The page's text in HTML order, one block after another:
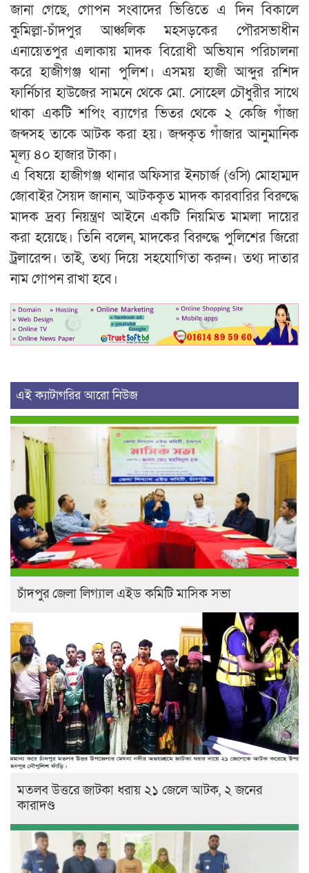
জানা গেছে, গোপন সংবাদের ভিত্তিতে এ দিন বিকালে
কুমিল্লা-চাঁদপুর আঞ্চলিক মহসড়কের পৌরসভাধীন
এনায়েতপুর এলাকায় মাদক বিরোধী অভিযান পরিচালনা
করে হাজীগঞ্জ থানা পুলিশ। এসময় হাজী আব্দুর রশিদ
ফার্নিচার হাউজের সামনে থেকে মো. সোহেল চৌধুরীর সাথে
থাকা একটি শপিং ব্যাগের ভিতর থেকে ২ কেজি গাঁজা
জব্দসহ তাকে আটক করা হয়। জব্দকৃত গাঁজার আনুমানিক
মূল্য ৪০ হাজার টাকা।
এ বিষয়ে হাজীগঞ্জ থানার অফিসার ইনচার্জ (ওসি) মোহাম্মদ
জোবাইর সৈয়দ জানান, আটককৃত মাদক কারবারির বিরুদ্ধে
মাদক দ্রব্য নিয়ন্ত্রণ আইনে একটি নিয়মিত মামলা দায়ের
করা হয়েছে। তিনি বলেন, মাদকের বিরুদ্ধে পুলিশের জিরো
ট্রলারেন্স। তাই, তথ্য দিয়ে সহযোগিতা করুন। তথ্য দাতার
নাম গোপন রাখা হবে।
এই ক্যাটাগরির আরো নিউজ
চাঁদপুর জেলা লিগ্যাল এইড কমিটি মাসিক সভা
মতলব উত্তরে জাটকা ধরায় ২১ জেলে আটক, ২ জনের
কারাদণ্ড